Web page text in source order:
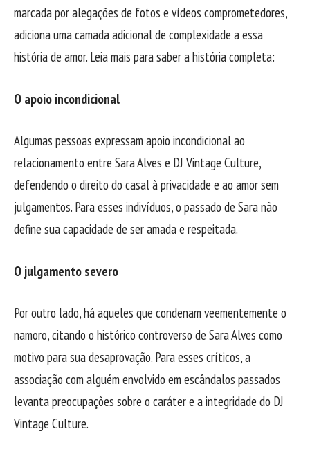
marcada por alegações de fotos e vídeos comprometedores,
adiciona uma camada adicional de complexidade a essa
história de amor. Leia mais para saber a história completa:
O apoio incondicional
Algumas pessoas expressam apoio incondicional ao
relacionamento entre Sara Alves e DJ Vintage Culture,
defendendo o direito do casal à privacidade e ao amor sem
julgamentos. Para esses indivíduos, o passado de Sara não
define sua capacidade de ser amada e respeitada.
O julgamento severo
Por outro lado, há aqueles que condenam veementemente o
namoro, citando o histórico controverso de Sara Alves como
motivo para sua desaprovação. Para esses críticos, a
associação com alguém envolvido em escândalos passados
levanta preocupações sobre o caráter e a integridade do DJ
Vintage Culture.